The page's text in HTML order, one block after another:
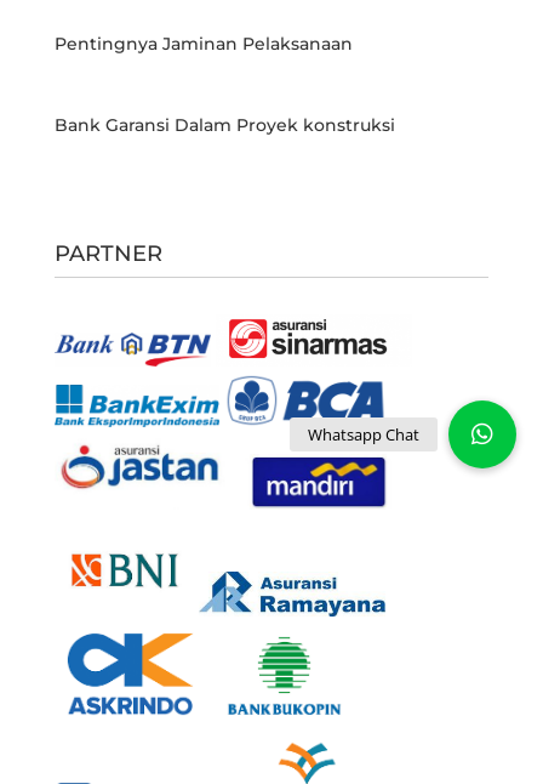
Pentingnya Jaminan Pelaksanaan
Bank Garansi Dalam Proyek konstruksi
PARTNER